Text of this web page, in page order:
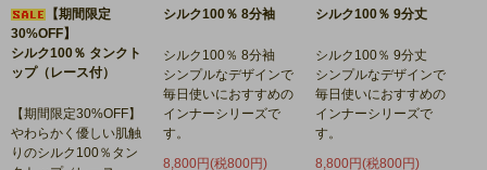
【期間限定
30%OFF】
シルク100％ タンクト
ップ（レース付）
【期間限定30%OFF】
やわらかく優しい肌触
りのシルク100％タン
シルク100％ 8分袖
シルク100％ 8分袖
シンプルなデザインで
毎日使いにおすすめの
インナーシリーズで
す。
8,800円(税800円)
シルク100％ 9分丈
シルク100％ 9分丈
シンプルなデザインで
毎日使いにおすすめの
インナーシリーズで
す。
8,800円(税800円)